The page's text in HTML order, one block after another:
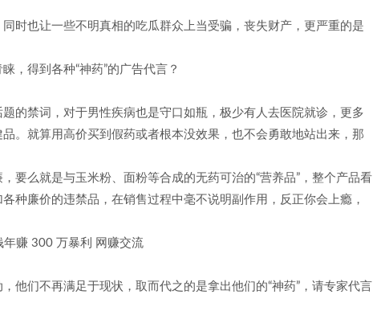
时也让一些不明真相的吃瓜群众上当受骗，丧失财产，更严重的是
，得到各种“神药”的广告代言？
的禁词，对于男性疾病也是守口如瓶，极少有人去医院就诊，更多
。就算用高价买到假药或者根本没效果，也不会勇敢地站出来，那
要么就是与玉米粉、面粉等合成的无药可治的“营养品”，整个产品看
种廉价的违禁品，在销售过程中毫不说明副作用，反正你会上瘾，
他们不再满足于现状，取而代之的是拿出他们的“神药”，请专家代言